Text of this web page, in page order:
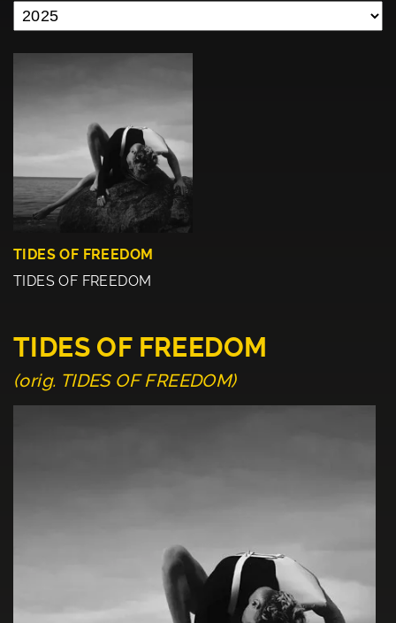
TIDES OF FREEDOM
TIDES OF FREEDOM
TIDES OF FREEDOM
(orig. TIDES OF FREEDOM)